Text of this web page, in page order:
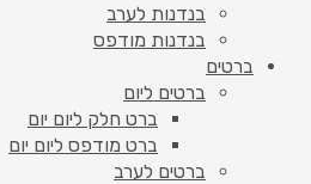
בנדנות לערב
בנדנות מודפס
ברטים
ברטים ליום
ברט חלק ליום יום
ברט מודפס ליום יום
ברטים לערב